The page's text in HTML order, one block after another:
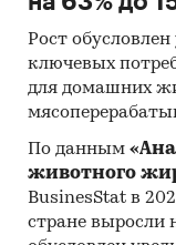
Рост
ключевых
для домашних
По данным
животного
BusinesStat в
стране выросли